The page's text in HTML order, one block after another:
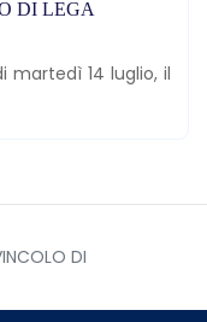
DI LEGA
martedì 14 luglio, il
DI